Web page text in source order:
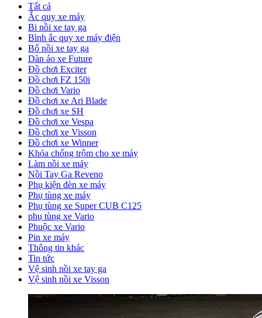
Tất cả
Ắc quy xe máy
Bi nồi xe tay ga
Bình ắc quy xe máy điện
Bố nồi xe tay ga
Dàn áo xe Future
Đồ chơi Exciter
Đồ chơi FZ 150i
Đồ chơi Vario
Đồ chơi xe Ari Blade
Đồ chơi xe SH
Đồ chơi xe Vespa
Đồ chơi xe Visson
Đồ chơi xe Winner
Khóa chống trộm cho xe máy
Làm nồi xe máy
Nồi Tay Ga Reveno
Phụ kiện đèn xe máy
Phụ tùng xe máy
Phụ tùng xe Super CUB C125
phụ tùng xe Vario
Phuộc xe Vario
Pin xe máy
Thông tin khác
Tin tức
Vệ sinh nồi xe tay ga
Vệ sinh nồi xe Visson